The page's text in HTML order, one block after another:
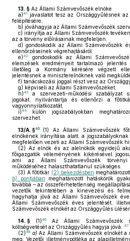
13. § Az Állami Számvevőszék elnöke
a)41 javaslatot tesz az Országgyűlésnek
felépítésére,
b) jóváhagyja az Állami Számvevőszék
c) irányítja az Állami Számvevőszék
az a törvény előírásainak megfeleljen,
d) gondoskodik az Állami Számvevőszék
ellenőrzéseinek végrehajtásáról,
e)42
gondoskodik az Állami
elemzések eredményeit tartalmazó jelentés
illetőleg a Kormány kérésére végzett
jelentésnek a miniszterelnöknek való
f) tanácskozási joggal részt vesz az
g) képviseli az Állami Számvevőszéket,
h)43
a szervezeti-működési szabályzat
jogokat, nyilvántartja és ellenőrzi a
vagyonnyilatkozatát,
i)44
külön jogszabályokban
szervezhet.
13/A. §45 (1)
Az Állami Számvevőszék
elnökének irányítása alatt, a
megfelelően vezeti az Állami Számvevőszék
(2) Az elnök és az alelnökök egyidejű
főigazgatók véleményének kikérésével
ami az Állami Számvevőszék törvényi
működéséhez halaszthatatlanul szükséges.
(3) A főtitkár (2) bekezdésben
b) pontjában meghatározott hatáskörök
továbbá – az összeférhetetlenség
vezetők tekintetében a kinevezési és
hagyhatja jóvá az Állami Számvevőszék
Állami Számvevőszék éves jelentését,
Számvevőszék elnökét az Országgyűlés
14. § (1)46
Az Állami Számvevőszék
költségvetését az Országgyűlés hagyja jóvá.
47
(2)48 a) Az Állami Számvevőszék elnökét
meg. Vezetői illetménypótléka az